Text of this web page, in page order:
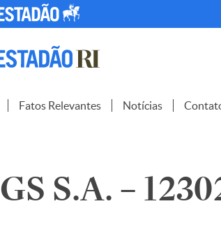
Fatos Relevantes Notícias
S.A. –